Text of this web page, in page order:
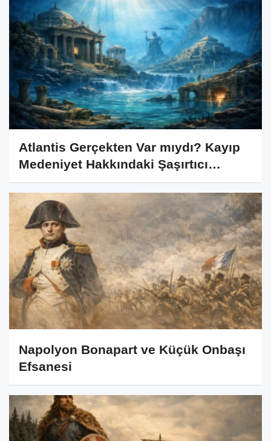
Atlantis Gerçekten Var mıydı? Kayıp
Medeniyet Hakkındaki Şaşırtıcı
Gerçekler
Napolyon Bonapart ve Küçük Onbaşı
Efsanesi